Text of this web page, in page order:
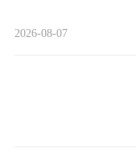
2026-08-07